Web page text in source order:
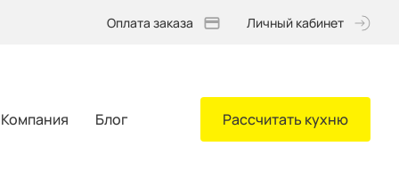
Оплата заказа Личный кабинет
Компания Блог Рассчитать кухню